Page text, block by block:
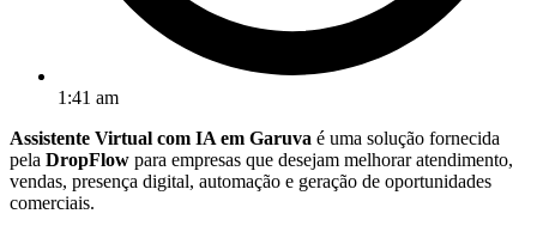
1:41 am
Assistente Virtual com IA em Garuva é uma solução fornecida
pela DropFlow para empresas que desejam melhorar atendimento,
vendas, presença digital, automação e geração de oportunidades
comerciais.